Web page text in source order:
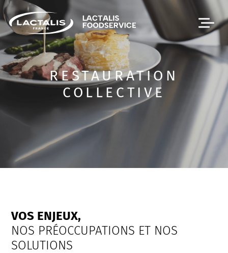
Passer le menu
RESTAURATION
COLLECTIVE
VOS ENJEUX,
NOS PRÉOCCUPATIONS ET NOS
SOLUTIONS